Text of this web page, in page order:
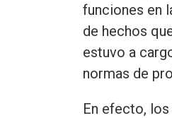
funciones en
de hechos
estuvo a
normas de
En efecto,